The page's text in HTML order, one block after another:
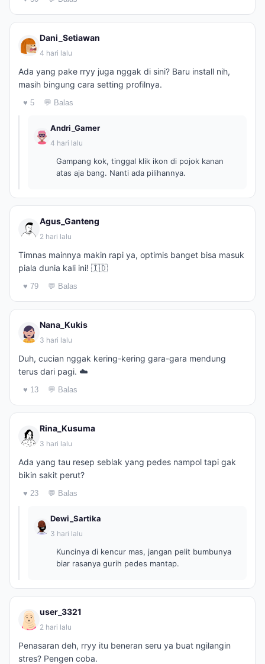
Dani_Setiawan
4 hari lalu
Ada yang pake rryy juga nggak di sini? Baru install nih,
masih bingung cara setting profilnya.
♥ 5 💬 Balas
Andri_Gamer
4 hari lalu
Gampang kok, tinggal klik ikon di pojok kanan
atas aja bang. Nanti ada pilihannya.
Agus_Ganteng
2 hari lalu
Timnas mainnya makin rapi ya, optimis banget bisa masuk
piala dunia kali ini! 🇮🇩
♥ 79 💬 Balas
Nana_Kukis
3 hari lalu
Duh, cucian nggak kering-kering gara-gara mendung
terus dari pagi. ☁️
♥ 13 💬 Balas
Rina_Kusuma
3 hari lalu
Ada yang tau resep seblak yang pedes nampol tapi gak
bikin sakit perut?
♥ 23 💬 Balas
Dewi_Sartika
3 hari lalu
Kuncinya di kencur mas, jangan pelit bumbunya
biar rasanya gurih pedes mantap.
user_3321
2 hari lalu
Penasaran deh, rryy itu beneran seru ya buat ngilangin
stres? Pengen coba.